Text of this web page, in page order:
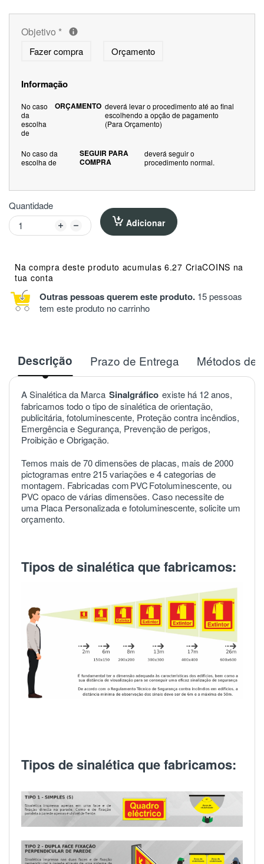
Objetivo *
Fazer compra Orçamento
Informação
No caso
da
escolha
de
ORÇAMENTO deverá levar o procedimento até ao final
escolhendo a opção de pagamento
(Para Orçamento)
No caso da
escolha de
SEGUIR PARA
COMPRA
deverá seguir o
procedimento normal.
Quantidade
Adicionar
Na compra deste produto acumulas 6.27 CriaCOINS na
tua conta
Outras pessoas querem este produto. 15 pessoas
tem este produto no carrinho
Descrição Prazo de Entrega Métodos de
A Sinalética da Marca Sinalgráfico existe há 12 anos,
fabricamos todo o tipo de sinalética de orientação,
publicitária, fotoluminescente, Proteção contra incêndios,
Emergência e Segurança, Prevenção de perigos,
Proibição e Obrigação.
Temos mais de 70 dimensões de placas, mais de 2000
pictogramas entre 215 variações e 4 categorias de
montagem. Fabricadas comPVCFotoluminescente, ou
PVC opaco de várias dimensões. Caso necessite de
uma Placa Personalizada e fotoluminescente, solicite um
orçamento.
Tipos de sinalética que fabricamos:
Tipos de sinalética que fabricamos: